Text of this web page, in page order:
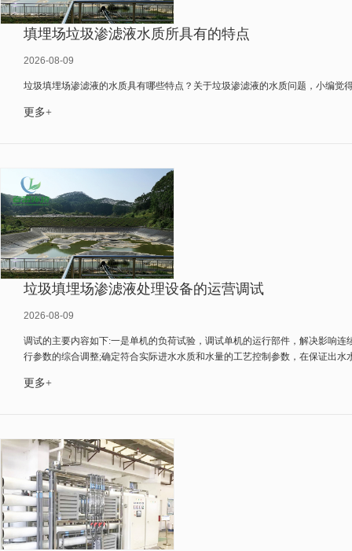
填埋场垃圾渗滤液水质所具有的特点
2026-08-09
垃圾填埋场渗滤液的水质具有哪些特点？关于垃圾渗滤液的水质问题，小编
更多+
垃圾填埋场渗滤液处理设备的运营调试
2026-08-09
调试的主要内容如下:一是单机的负荷试验，调试单机的运行部件，解决影响
行参数的综合调整;确定符合实际进水水质和水量的工艺控制参数，在保证出
更多+